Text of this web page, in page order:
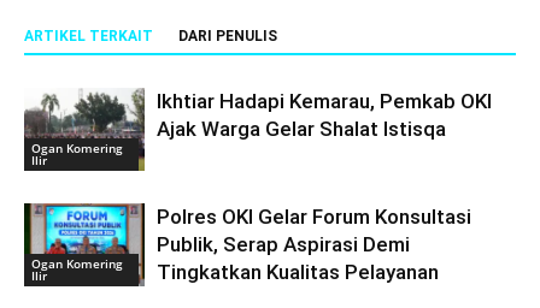
ARTIKEL TERKAIT DARI PENULIS
Ogan Komering
Ilir
Ikhtiar Hadapi Kemarau, Pemkab OKI
Ajak Warga Gelar Shalat Istisqa
Ogan Komering
Ilir
Polres OKI Gelar Forum Konsultasi
Publik, Serap Aspirasi Demi
Tingkatkan Kualitas Pelayanan